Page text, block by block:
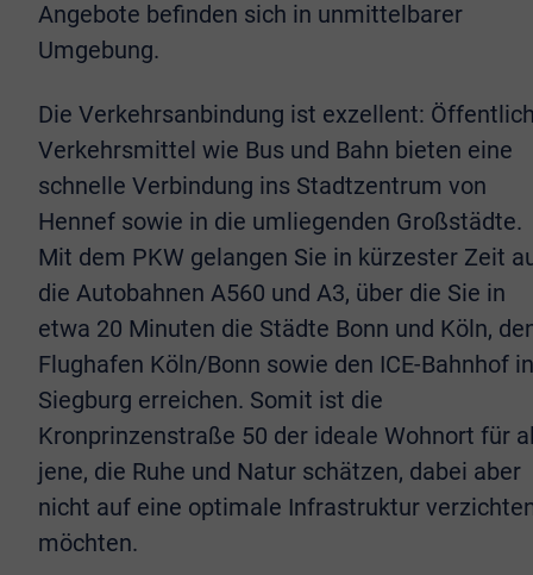
Angebote befinden sich in unmittelbarer
Umgebung.
Die Verkehrsanbindung ist exzellent:
Verkehrsmittel wie Bus und Bahn bieten eine
schnelle Verbindung ins Stadtzentrum von
Hennef sowie in die umliegenden Großstädte.
Mit dem PKW gelangen Sie in kürzester Zeit
die Autobahnen A560 und A3, über die Sie in
etwa 20 Minuten die Städte Bonn und Köln,
Flughafen Köln/Bonn sowie den ICE-Bahnhof in
Siegburg erreichen. Somit ist die
Kronprinzenstraße 50 der ideale Wohnort für
jene, die Ruhe und Natur schätzen, dabei aber
nicht auf eine optimale Infrastruktur
möchten.